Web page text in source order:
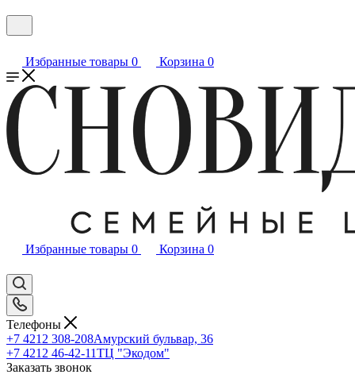
Избранные товары 0 Корзина 0
Избранные товары 0 Корзина 0
Телефоны
+7 4212 308-208Амурский бульвар, 36
+7 4212 46-42-11ТЦ "Экодом"
Заказать звонок